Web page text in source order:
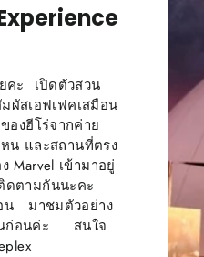
คะ เปิดตัวสวน
ผัสเอฟเฟคเสมือน
องฮีโร่จากค่าย
หน และสถานที่ตรง
Marvel เข้ามาอยู่
ดตามกันนะคะ
น มาชมตัวอย่าง
กันก่อนค่ะ สนใจ